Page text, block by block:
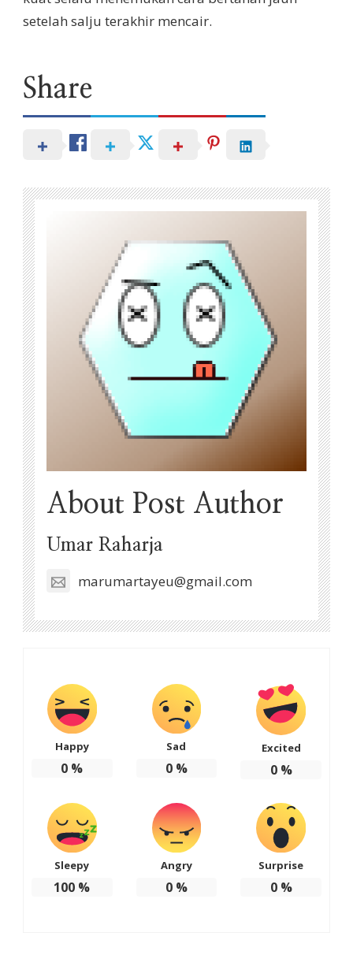
setelah salju terakhir mencair.
Share
About Post Author
Umar Raharja
marumartayeu@gmail.com
Happy
0 %
Sad
0%
Excited
0%
Sleepy
100 %
Angry
0%
Surprise
0%